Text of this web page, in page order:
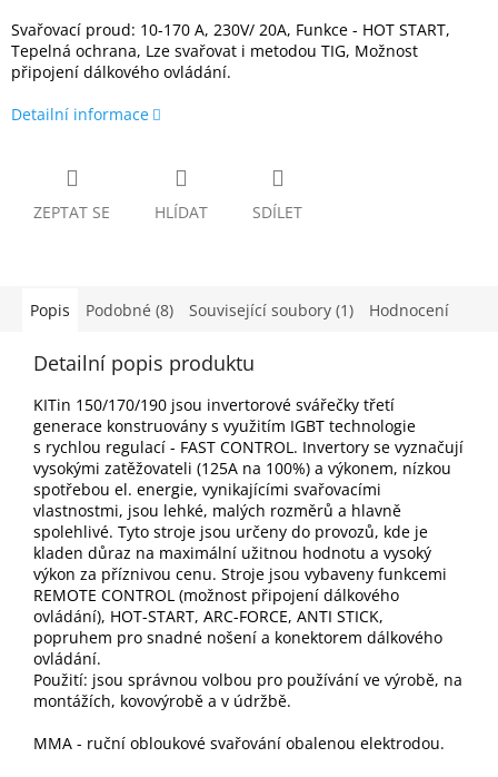
Svařovací proud: 10-170 A, 230V/ 20A, Funkce - HOT START,
Tepelná ochrana, Lze svařovat i metodou TIG, Možnost
připojení dálkového ovládání.
Detailní informace
ZEPTAT SE HLÍDAT SDÍLET
Popis Podobné (8) Související soubory (1) Hodnocení
Detailní popis produktu
KITin 150/170/190 jsou invertorové svářečky třetí
generace konstruovány s využitím IGBT technologie
s rychlou regulací - FAST CONTROL. Invertory se vyznačují
vysokými zatěžovateli (125A na 100%) a výkonem, nízkou
spotřebou el. energie, vynikajícími svařovacími
vlastnostmi, jsou lehké, malých rozměrů a hlavně
spolehlivé. Tyto stroje jsou určeny do provozů, kde je
kladen důraz na maximální užitnou hodnotu a vysoký
výkon za příznivou cenu. Stroje jsou vybaveny funkcemi
REMOTE CONTROL (možnost připojení dálkového
ovládání), HOT-START, ARC-FORCE, ANTI STICK,
popruhem pro snadné nošení a konektorem dálkového
ovládání.
Použití: jsou správnou volbou pro používání ve výrobě, na
montážích, kovovýrobě a v údržbě.
MMA - ruční obloukové svařování obalenou elektrodou.